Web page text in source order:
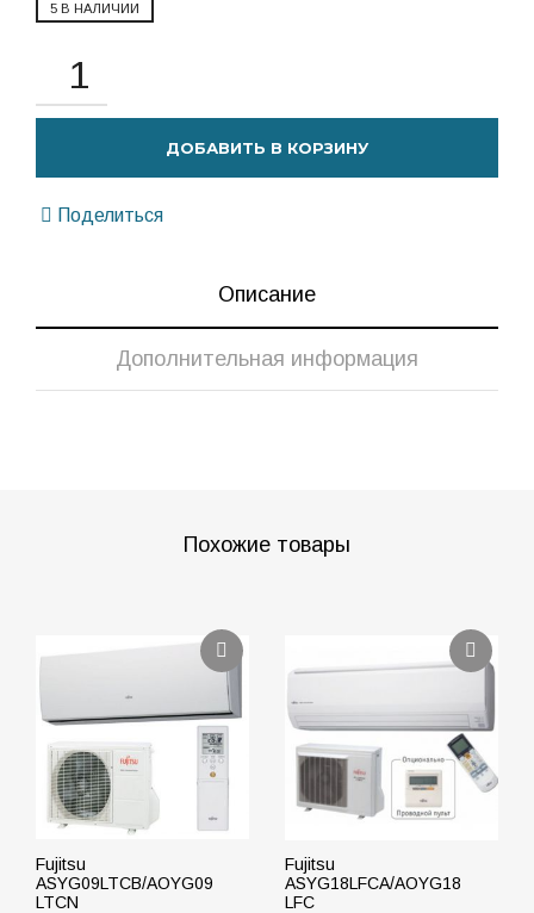
5 В НАЛИЧИИ
ДОБАВИТЬ В КОРЗИНУ
Поделиться
Описание
Дополнительная информация
Похожие товары
Fujitsu
ASYG09LTCB/AOYG09
LTCN
Fujitsu
ASYG18LFCA/AOYG18
LFC